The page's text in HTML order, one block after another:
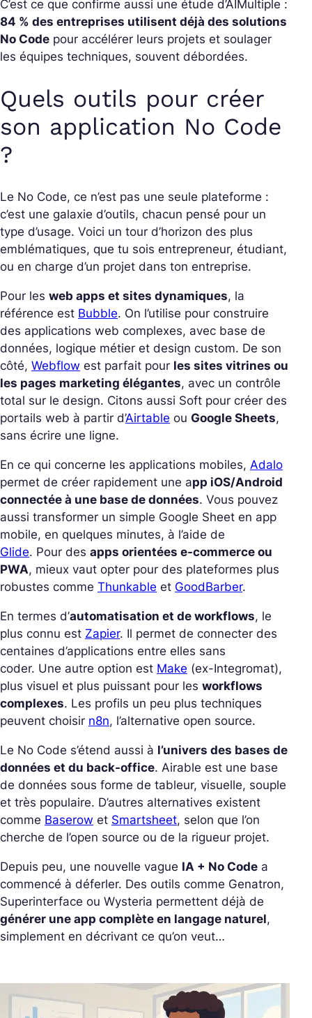
C’est ce que confirme aussi une étude d’AIMultiple :
84 % des entreprises utilisent déjà des solutions
No Code pour accélérer leurs projets et soulager
les équipes techniques, souvent débordées.
Quels outils pour créer
son application No Code
?
Le No Code, ce n’est pas une seule plateforme :
c’est une galaxie d’outils, chacun pensé pour un
type d’usage. Voici un tour d’horizon des plus
emblématiques, que tu sois entrepreneur, étudiant,
ou en charge d’un projet dans ton entreprise.
Pour les web apps et sites dynamiques, la
référence est Bubble. On l’utilise pour construire
des applications web complexes, avec base de
données, logique métier et design custom. De son
côté, Webflow est parfait pour les sites vitrines ou
les pages marketing élégantes, avec un contrôle
total sur le design. Citons aussi Soft pour créer des
portails web à partir d’Airtable ou Google Sheets,
sans écrire une ligne.
En ce qui concerne les applications mobiles, Adalo
permet de créer rapidement une app iOS/Android
connectée à une base de données. Vous pouvez
aussi transformer un simple Google Sheet en app
mobile, en quelques minutes, à l’aide de
Glide. Pour des apps orientées e-commerce ou
PWA, mieux vaut opter pour des plateformes plus
robustes comme Thunkable et GoodBarber.
En termes d’automatisation et de workflows, le
plus connu est Zapier. Il permet de connecter des
centaines d’applications entre elles sans
coder. Une autre option est Make (ex-Integromat),
plus visuel et plus puissant pour les workflows
complexes. Les profils un peu plus techniques
peuvent choisir n8n, l’alternative open source.
Le No Code s’étend aussi à l’univers des bases de
données et du back-office. Airable est une base
de données sous forme de tableur, visuelle, souple
et très populaire. D’autres alternatives existent
comme Baserow et Smartsheet, selon que l’on
cherche de l’open source ou de la rigueur projet.
Depuis peu, une nouvelle vague IA + No Code a
commencé à déferler. Des outils comme Genatron,
Superinterface ou Wysteria permettent déjà de
générer une app complète en langage naturel,
simplement en décrivant ce qu’on veut…